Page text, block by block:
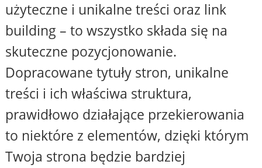
użyteczne i unikalne treści oraz link
building – to wszystko składa się na
skuteczne pozycjonowanie.
Dopracowane tytuły stron, unikalne
treści i ich właściwa struktura,
prawidłowo działające przekierowania
to niektóre z elementów, dzięki którym
Twoja strona będzie bardziej